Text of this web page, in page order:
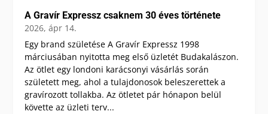
A Gravír Expressz csaknem 30 éves története
2026, ápr 14.
Egy brand születése A Gravír Expressz 1998
márciusában nyitotta meg első üzletét Budakalászon.
Az ötlet egy londoni karácsonyi vásárlás során
született meg, ahol a tulajdonosok beleszerettek a
gravírozott tollakba. Az ötletet pár hónapon belül
követte az üzleti terv...